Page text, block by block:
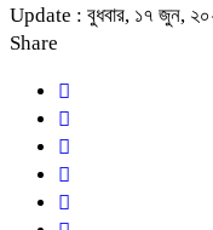
Update : বুধবার, ১৭ জুন,
Share